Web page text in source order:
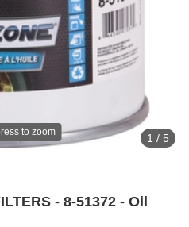
to zoom 1 / 5
- 8-51372 - Oil